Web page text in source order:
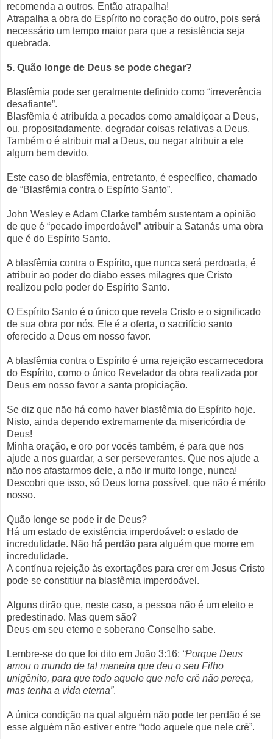
recomenda a outros. Então atrapalha!
Atrapalha a obra do Espírito no coração do outro, pois será
necessário um tempo maior para que a resistência seja
quebrada.
5. Quão longe de Deus se pode chegar?
Blasfêmia pode ser geralmente definido como “irreverência
desafiante”.
Blasfêmia é atribuída a pecados como amaldiçoar a Deus,
ou, propositadamente, degradar coisas relativas a Deus.
Também o é atribuir mal a Deus, ou negar atribuir a ele
algum bem devido.
Este caso de blasfêmia, entretanto, é específico, chamado
de “Blasfêmia contra o Espírito Santo”.
John Wesley e Adam Clarke também sustentam a opinião
de que é “pecado imperdoável” atribuir a Satanás uma obra
que é do Espírito Santo.
A blasfêmia contra o Espírito, que nunca será perdoada, é
atribuir ao poder do diabo esses milagres que Cristo
realizou pelo poder do Espírito Santo.
O Espírito Santo é o único que revela Cristo e o significado
de sua obra por nós. Ele é a oferta, o sacrifício santo
oferecido a Deus em nosso favor.
A blasfêmia contra o Espírito é uma rejeição escarnecedora
do Espírito, como o único Revelador da obra realizada por
Deus em nosso favor a santa propiciação.
Se diz que não há como haver blasfêmia do Espírito hoje.
Nisto, ainda dependo extremamente da misericórdia de
Deus!
Minha oração, e oro por vocês também, é para que nos
ajude a nos guardar, a ser perseverantes. Que nos ajude a
não nos afastarmos dele, a não ir muito longe, nunca!
Descobri que isso, só Deus torna possível, que não é mérito
nosso.
Quão longe se pode ir de Deus?
Há um estado de existência imperdoável: o estado de
incredulidade. Não há perdão para alguém que morre em
incredulidade.
A contínua rejeição às exortações para crer em Jesus Cristo
pode se constitiur na blasfêmia imperdoável.
Alguns dirão que, neste caso, a pessoa não é um eleito e
predestinado. Mas quem são?
Deus em seu eterno e soberano Conselho sabe.
Lembre-se do que foi dito em João 3:16: “Porque Deus
amou o mundo de tal maneira que deu o seu Filho
unigênito, para que todo aquele que nele crê não pereça,
mas tenha a vida eterna”.
A única condição na qual alguém não pode ter perdão é se
esse alguém não estiver entre “todo aquele que nele crê”.